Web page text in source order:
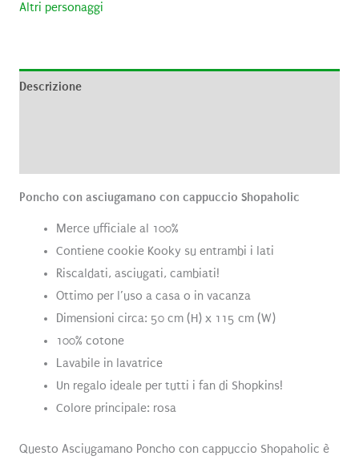
Altri personaggi
Descrizione
Poncho con asciugamano con cappuccio Shopaholic
Merce ufficiale al 100%
Contiene cookie Kooky su entrambi i lati
Riscaldati, asciugati, cambiati!
Ottimo per l’uso a casa o in vacanza
Dimensioni circa: 50 cm (H) x 115 cm (W)
100% cotone
Lavabile in lavatrice
Un regalo ideale per tutti i fan di Shopkins!
Colore principale: rosa
Questo Asciugamano Poncho con cappuccio Shopaholic è